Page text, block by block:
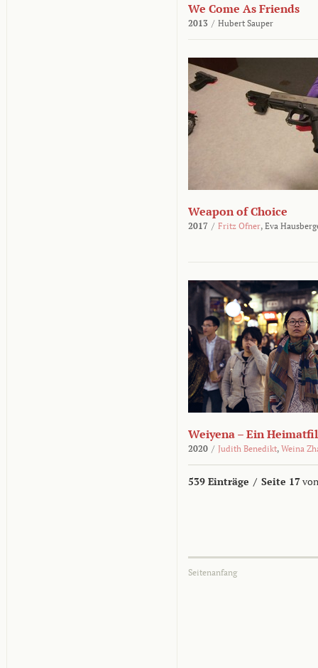
We Come As Friends
2013 / Hubert Sauper
Weapon of Choice
2017 / Fritz Ofner, Eva
Weiyena – Ein
2020 / Judith Benedikt, Weina
539 Einträge / Seite 17
Seitenanfang